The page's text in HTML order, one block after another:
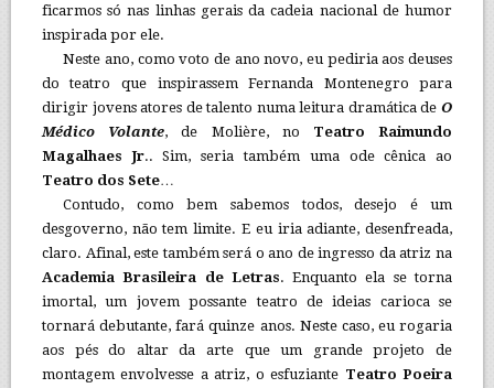
ficarmos só nas linhas gerais da cadeia nacional de humor
inspirada por ele.
Neste ano, como voto de ano novo, eu pediria aos deuses
do teatro que inspirassem Fernanda Montenegro para
dirigir jovens atores de talento numa leitura dramática deO
Médico Volante, de Molière, no Teatro Raimundo
Magalhaes Jr.. Sim, seria também uma ode cênica ao
Teatro dos Sete…
Contudo, como bem sabemos todos, desejo é um
desgoverno, não tem limite. E eu iria adiante, desenfreada,
claro. Afinal, este também será o ano de ingresso da atriz na
Academia Brasileira de Letras. Enquanto ela se torna
imortal, um jovem possante teatro de ideias carioca se
tornará debutante, fará quinze anos. Neste caso, eu rogaria
aos pés do altar da arte que um grande projeto de
montagem envolvesse a atriz, o esfuziante Teatro Poeira